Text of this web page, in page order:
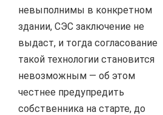
невыполнимы в конкретном
здании, СЭС заключение не
выдаст, и тогда согласование
такой технологии становится
невозможным — об этом
честнее предупредить
собственника на старте, до